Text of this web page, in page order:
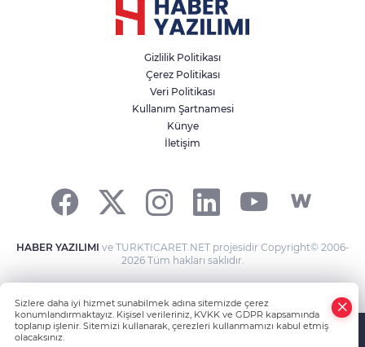
Gizlilik Politikası
Çerez Politikası
Veri Politikası
Kullanım Şartnamesi
Künye
İletişim
HABER YAZILIMI ve TURKTICARET.NET projesidir Copyright© 2006-
2026 Tüm hakları saklıdır.
Sizlere daha iyi hizmet sunabilmek adına sitemizde çerez
konumlandırmaktayız. Kişisel verileriniz, KVKK ve GDPR kapsamında
toplanıp işlenir. Sitemizi kullanarak, çerezleri kullanmamızı kabul etmiş
olacaksınız.